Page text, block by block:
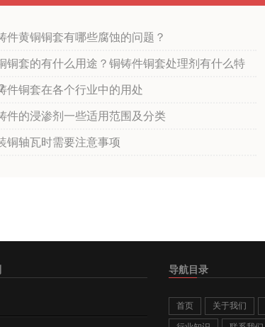
件黄铜铜套有哪些腐蚀的问题？
铜套的有什么用途？铜铸件铜套处理剂有什么特
件铜套在各个行业中的用处
件的浸渗剂一些适用范围及分类
铜轴瓦时需要注意事项
导航目录
首页 关于我们